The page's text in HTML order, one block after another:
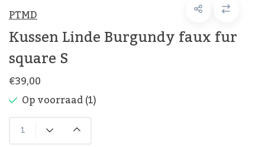
PTMD
Kussen Linde Burgundy faux fur
square S
€39,00
Op voorraad (1)